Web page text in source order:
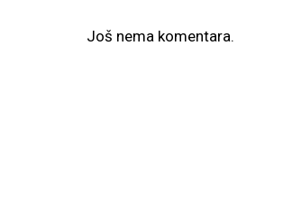
Još nema komentara.